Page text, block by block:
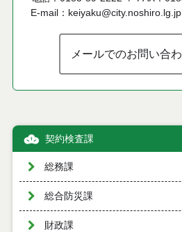
E-mail：keiyaku@city.noshiro.lg.jp
メールでのお問い合
契約検査課
総務課
総合防災課
財政課